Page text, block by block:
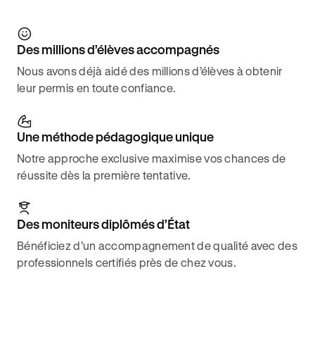
Des millions d’élèves accompagnés
Nous avons déjà aidé des millions d’élèves à obtenir
leur permis en toute confiance.
Une méthode pédagogique unique
Notre approche exclusive maximise vos chances de
réussite dès la première tentative.
Des moniteurs diplômés d’État
Bénéficiez d’un accompagnement de qualité avec des
professionnels certifiés près de chez vous.